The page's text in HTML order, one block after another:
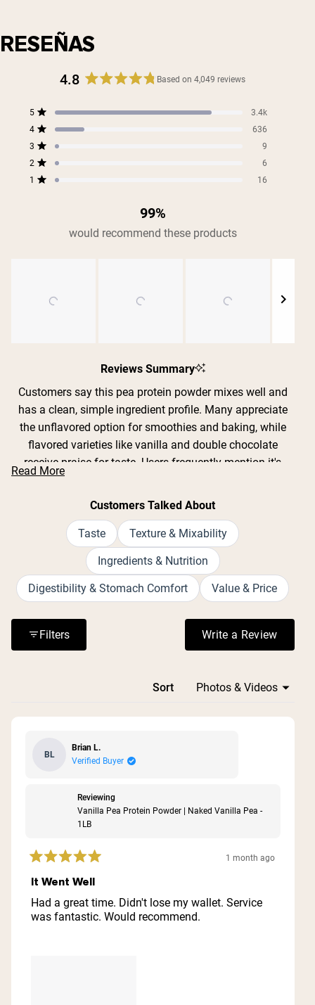
RESEÑAS
4.8
out
Based on 4,049 reviews
5 3.4k
Total
5
star
reviews:
3.4k
4 636
Total
4
star
reviews:
636
3 9
Total
3
star
reviews:
9
2 6
Total
2
star
reviews:
6
1 16
Total
1
star
reviews:
16
99%
would recommend these products
selected
Reviews Summary
Customers say this pea protein powder mixes well and
has a clean, simple ingredient profile. Many appreciate
the unflavored option for smoothies and baking, while
flavored varieties like vanilla and double chocolate
receive praise for taste. Users frequently mention it's
gentle on the stomach compared to whey protein, with
no bloating or digestive issues. The powder has a
noticeable, though most say it blends well in smoothies
and shakes. Common feedback includes appreciation for
the lack of artificial sweeteners and additives. Many
customers use it daily and have become repeat
purchasers, praising its value for the protein content
Read More
Customers Talked About
Taste Texture & Mixability
Ingredients & Nutrition
Digestibility & Stomach Comfort Value & Price
Filters Write a Review
(Opens in a
Sort
BL
Brian L.
Verified Buyer
Reviewing
Vanilla Pea Protein Powder | Naked Vanilla Pea -
1LB
Rated
5
out
of
5
stars
1 month ago
It Went Well
Had a great time. Didn't lose my wallet. Service
was fantastic. Would recommend.
Loading...
Comprar Ahora